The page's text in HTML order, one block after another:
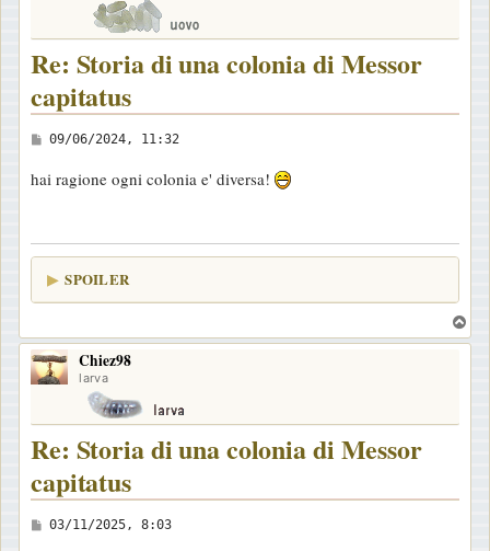
Re: Storia di una colonia di Messor
capitatus
M
s
a
g
o
09/06/2024, 11:32
hai ragione ogni colonia e' diversa!
SPOILER
o
Chiez98
larva
Re: Storia di una colonia di Messor
capitatus
M
03/11/2025, 8:03